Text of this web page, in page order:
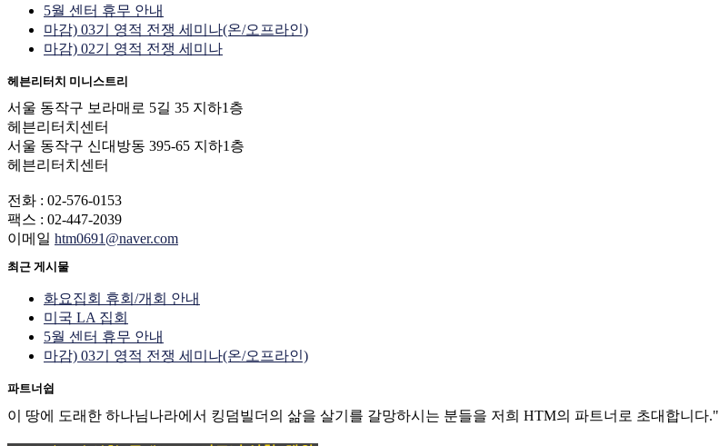
5월 센터 휴무 안내
마감) 03기 영적 전쟁 세미나(온/오프라인)
마감) 02기 영적 전쟁 세미나
헤븐리터치 미니스트리
서울 동작구 보라매로 5길 35 지하1층
헤븐리터치센터
서울 동작구 신대방동 395-65 지하1층
헤븐리터치센터
전화 : 02-576-0153
팩스 : 02-447-2039
이메일 htm0691@naver.com
최근 게시물
화요집회 휴회/개회 안내
미국 LA 집회
5월 센터 휴무 안내
마감) 03기 영적 전쟁 세미나(온/오프라인)
파트너쉽
이 땅에 도래한 하나님나라에서 킹덤빌더의 삶을 살기를 갈망하시는 분들을 저희 HTM의 파트너로 초대합니다."